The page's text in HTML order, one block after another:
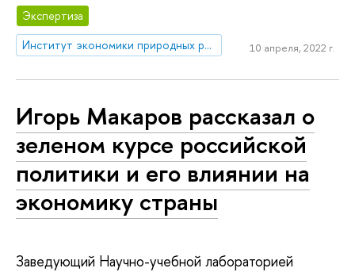
Экспертиза
Институт экономики природных ресурсов и изменения климата
10 апреля, 2022 г.
Игорь Макаров рассказал о
зеленом курсе российской
политики и его влиянии на
экономику страны
Заведующий Научно-учебной лабораторией